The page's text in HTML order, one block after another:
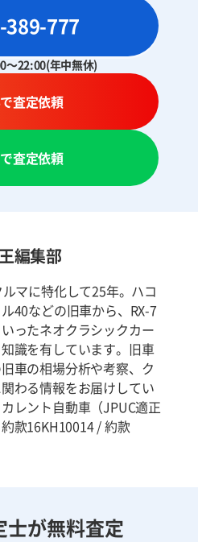
389-777
～22:00(年中無休)
査定依頼
査定依頼
編集部
マに特化して25年。ハコ
40などの旧車から、RX-7
ったネオクラシックカー
識を有しています。旧車
車の相場分析や考察、ク
わる情報をお届けしてい
レント自動車（JPUC適正
款16KH10014 / 約款
士が無料査定